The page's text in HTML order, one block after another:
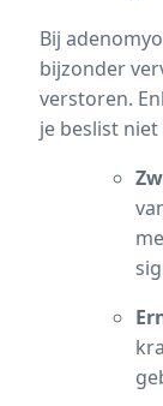
Bij
bijzonder
verstoren.
je beslist